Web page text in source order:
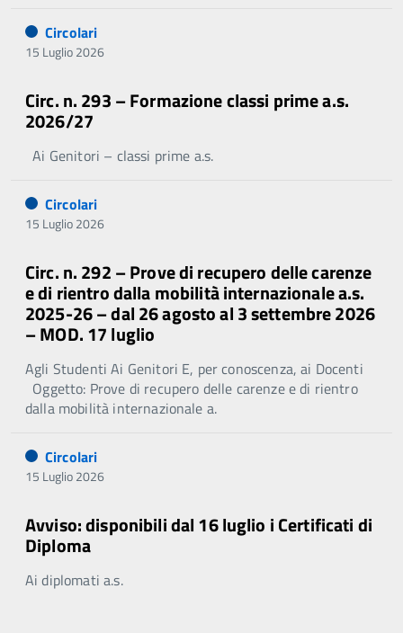
Circolari
15 Luglio 2026
Circ. n. 293 – Formazione classi prime a.s.
2026/27
Ai Genitori – classi prime a.s.
Circolari
15 Luglio 2026
Circ. n. 292 – Prove di recupero delle carenze
e di rientro dalla mobilità internazionale a.s.
2025-26 – dal 26 agosto al 3 settembre 2026
– MOD. 17 luglio
Agli Studenti Ai Genitori E, per conoscenza, ai Docenti
Oggetto: Prove di recupero delle carenze e di rientro
dalla mobilità internazionale a.
Circolari
15 Luglio 2026
Avviso: disponibili dal 16 luglio i Certificati di
Diploma
Ai diplomati a.s.